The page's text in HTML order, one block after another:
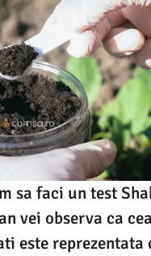
sa faci un test
vei observa ca
este reprezentata